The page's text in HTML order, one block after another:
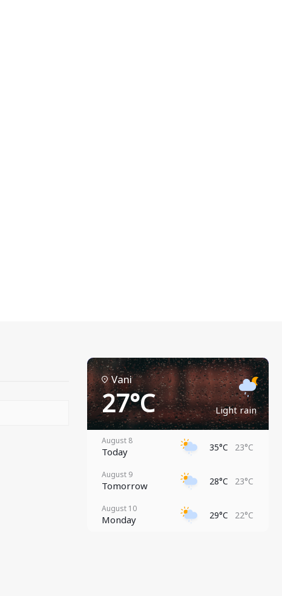
Vani
27°C Light rain
August 8
Today 35°C 23°C
August 9
Tomorrow 28°C 23°C
August 10
Monday 29°C 22°C